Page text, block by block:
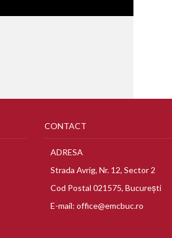
CONTACT
ADRESA
Strada Avrig, Nr. 12, Sector 2
Cod Postal 021575, București
E-mail: office@emcbuc.ro